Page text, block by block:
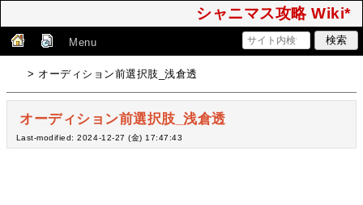
シャニマス攻略 Wiki*
Menu
> オーディション前選択肢_浅倉透
オーディション前選択肢_浅倉透
Last-modified: 2024-12-27 (金) 17:47:43